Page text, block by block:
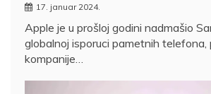
17. januar 2024.
Apple je u prošloj godini nadmašio
globalnoj isporuci pametnih telefona,
kompanije…